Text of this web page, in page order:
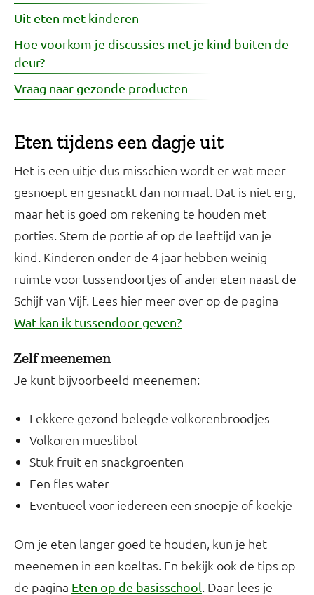
Uit eten met kinderen
Hoe voorkom je discussies met je kind buiten de
deur?
Vraag naar gezonde producten
Eten tijdens een dagje uit
Het is een uitje dus misschien wordt er wat meer
gesnoept en gesnackt dan normaal. Dat is niet erg,
maar het is goed om rekening te houden met
porties. Stem de portie af op de leeftijd van je
kind. Kinderen onder de 4 jaar hebben weinig
ruimte voor tussendoortjes of ander eten naast de
Schijf van Vijf. Lees hier meer over op de pagina
Wat kan ik tussendoor geven?
Zelf meenemen
Je kunt bijvoorbeeld meenemen:
Lekkere gezond belegde volkorenbroodjes
Volkoren mueslibol
Stuk fruit en snackgroenten
Een fles water
Eventueel voor iedereen een snoepje of koekje
Om je eten langer goed te houden, kun je het
meenemen in een koeltas. En bekijk ook de tips op
de pagina Eten op de basisschool. Daar lees je